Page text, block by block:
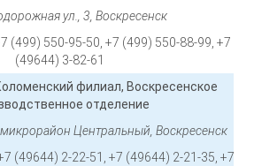
ул., 3, Воскресенск
(499) 550-95-50, +7 (499) 550-88-99, +7
(49644) 3-82-61
филиал, Воскресенское
отделение
Центральный, Воскресенск
(49644) 2-22-51, +7 (49644) 2-21-35, +7